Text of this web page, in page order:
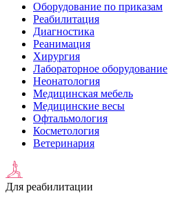
Оборудование по приказам
Реабилитация
Диагностика
Реанимация
Хирургия
Лабораторное оборудование
Неонатология
Медицинская мебель
Медицинские весы
Офтальмология
Косметология
Ветеринария
Для реабилитации